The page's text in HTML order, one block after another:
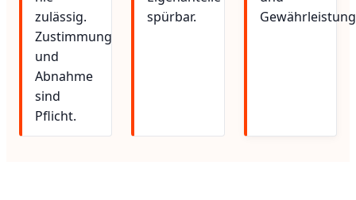
zulässig.
Zustimmung
und
Abnahme
sind
Pflicht.
spürbar.